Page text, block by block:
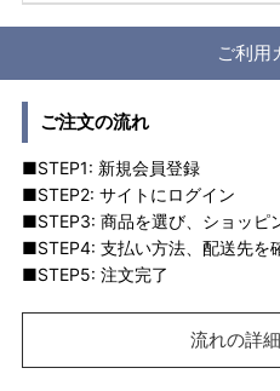
ご利用
ご注文の流れ
■STEP1: 新規会員登録
■STEP2: サイトにログイン
■STEP3: 商品を選び、ショッピ
■STEP4: 支払い方法、配送先を
■STEP5: 注文完了
流れの詳